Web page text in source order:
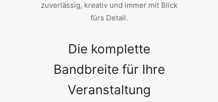
zuverlässig, kreativ und immer mit Blick
fürs Detail.
Die komplette
Bandbreite für Ihre
Veranstaltung